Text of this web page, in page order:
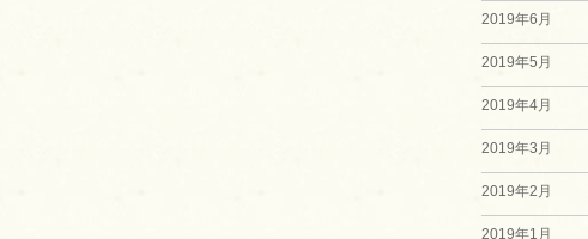
2019年6月
2019年5月
2019年4月
2019年3月
2019年2月
2019年1月